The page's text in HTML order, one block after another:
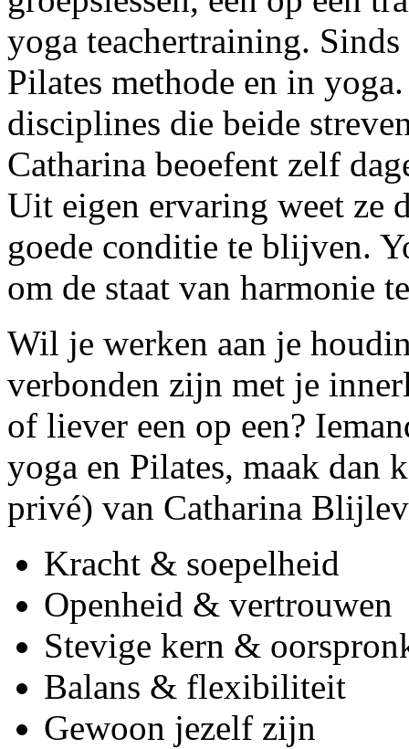
yoga teachertraining.
Pilates methode en in
disciplines die beide
Catharina beoefent zelf
Uit eigen ervaring weet ze
goede conditie te blijven.
om de staat van harmonie
Wil je werken aan je
verbonden zijn met je
of liever een op een?
yoga en Pilates, maak dan
privé) van Catharina
Kracht & soepelheid
Openheid & vertrouwen
Stevige kern &
Balans & flexibiliteit
Gewoon jezelf zijn